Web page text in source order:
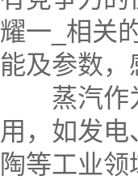
耀一_相关
能及参数
蒸汽作为
用，如发
陶等工业